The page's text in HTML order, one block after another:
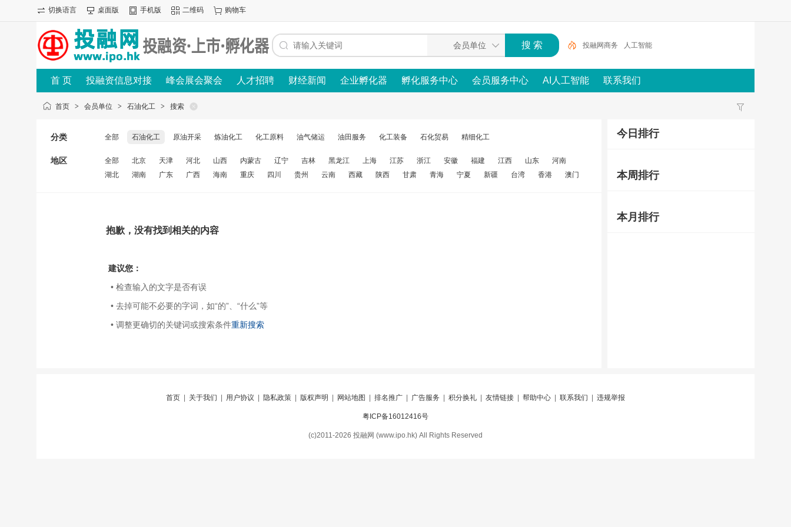
切换语言 桌面版 手机版 二维码 购物车
投融网商务 人工智能
首 页 投融资信息对接 峰会展会聚会 人才招聘 财经新闻 企业孵化器 孵化服务中心 会员服务中心 AI人工智能 联系我们
首页 > 会员单位 > 石油化工 > 搜索
分类 全部 石油化工 原油开采 炼油化工 化工原料 油气储运 油田服务 化工装备 石化贸易 精细化工
地区 全部 北京 天津 河北 山西 内蒙古 辽宁 吉林 黑龙江 上海 江苏 浙江 安徽 福建 江西 山东
河南
湖北
湖南 广东 广西 海南 重庆 四川 贵州 云南 西藏 陕西 甘肃 青海 宁夏 新疆 台湾 香港 澳门
抱歉，没有找到相关的内容
建议您：
• 检查输入的文字是否有误
• 去掉可能不必要的字词，如“的”、“什么”等
• 调整更确切的关键词或搜索条件重新搜索
今日排行
本周排行
本月排行
首页 关于我们 用户协议 隐私政策 版权声明 网站地图 排名推广 广告服务 积分换礼 友情链接 帮助中心 联系我们 违规举报
粤ICP备16012416号
(c)2011-2026 投融网 (www.ipo.hk) All Rights Reserved